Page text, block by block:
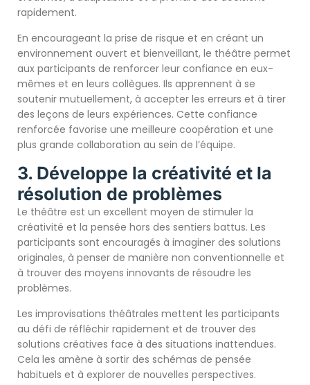
rapidement.
En encourageant la prise de risque et en créant un
environnement ouvert et bienveillant, le théâtre permet
aux participants de renforcer leur confiance en eux-
mêmes et en leurs collègues. Ils apprennent à se
soutenir mutuellement, à accepter les erreurs et à tirer
des leçons de leurs expériences. Cette confiance
renforcée favorise une meilleure coopération et une
plus grande collaboration au sein de l’équipe.
3. Développe la créativité et la
résolution de problèmes
Le théâtre est un excellent moyen de stimuler la
créativité et la pensée hors des sentiers battus. Les
participants sont encouragés à imaginer des solutions
originales, à penser de manière non conventionnelle et
à trouver des moyens innovants de résoudre les
problèmes.
Les improvisations théâtrales mettent les participants
au défi de réfléchir rapidement et de trouver des
solutions créatives face à des situations inattendues.
Cela les amène à sortir des schémas de pensée
habituels et à explorer de nouvelles perspectives.